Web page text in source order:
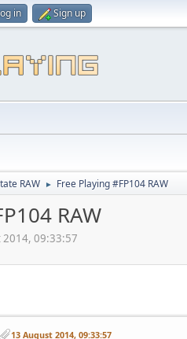
in Sign up
RAW ► Free Playing #FP104 RAW
RAW
2014, 09:33:57
13 August 2014, 09:33:57